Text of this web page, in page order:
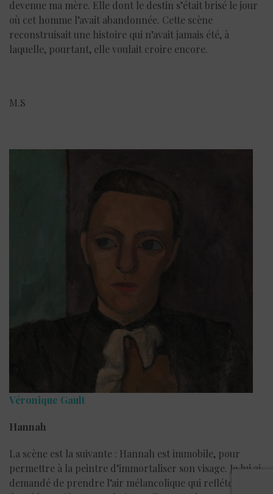
devenue ma mère. Elle dont le destin s’était brisé le jour
où cet homme l’avait abandonnée. Cette scène
reconstruisait une histoire qui n’avait jamais été, à
laquelle, pourtant, elle voulait croire encore.
M.S
Véronique Gault
Hannah
La scène est la suivante : Hannah est immobile, pour
permettre à la peintre d’immortaliser son visage. Je lui ai
demandé de prendre l’air mélancolique qui refléterait un